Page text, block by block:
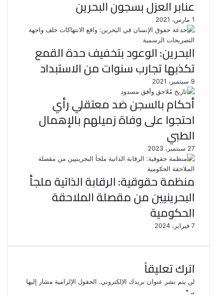
عنابر العزل بسجون البحرين
1 مارس، 2021
البحرين: الوعود بتخفيف حدة القمع
تكذبها تجارب سنوات من الاستبداد
9 سبتمبر، 2021
أحكام بالسجن ضد معتقلي رأي
احتجوا على وفاة زميلهم بالإهمال
الطبي
27 سبتمبر، 2023
منظمة حقوقية: الرقابة الذاتية ملجأ
البحرينيين من مقصلة الملاحقة
الحكومية
7 فبراير، 2024
اترك تعليقاً
لن يتم نشر عنوان بريدك الإلكتروني. الحقول الإلزامية مشار إليها
بـ *